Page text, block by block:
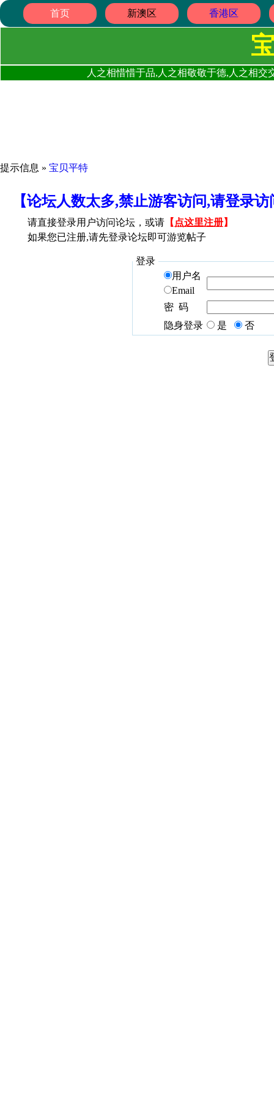
首页 新澳区 香港区
人之相惜惜于品,人之相敬敬于德,人之相
提示信息 » 宝贝平特
【论坛人数太多,禁止游客访问,请登录
请直接登录用户访问论坛，或请 【 点这里注册】
如果您已注册,请先登录论坛即可游览帖子
登录
用户名
Email
密 码
隐身登录
是 否